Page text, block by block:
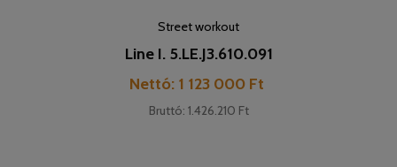
Street workout
Line I. 5.LE.J3.610.091
Pret
Nettó: 1 123 000 Ft
Bruttó: 1.426.210 Ft